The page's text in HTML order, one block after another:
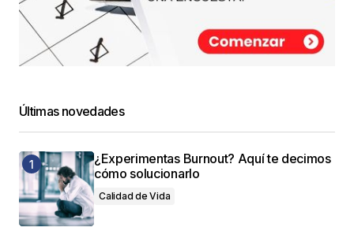
Últimas novedades
¿Experimentas Burnout? Aquí te decimos
cómo solucionarlo
Calidad de Vida